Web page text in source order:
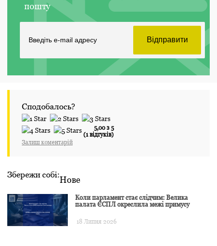
пошту
Сподобалось?
5,00 з 5
(1 відгуків)
Залиш коментарій
Збережи собі:Нове
Коли парламент стає слідчим: Велика
палата ЄСПЛ окреслила межі примусу
18 Липня 2026